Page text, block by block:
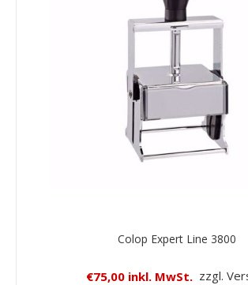
Colop Expert Line 3800
€75,00 inkl. MwSt. zzgl.